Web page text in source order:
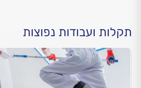
תקלות ועבודות נפוצות